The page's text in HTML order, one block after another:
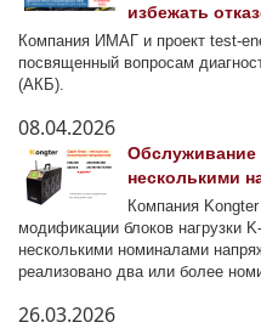
избежать
Компания ИМАГ и проект test-
посвященный вопросам
(АКБ).
08.04.2026
Обслуживание
несколькими
Компания
модификации блоков нагрузки
несколькими номиналами
реализовано два или более
26.03.2026